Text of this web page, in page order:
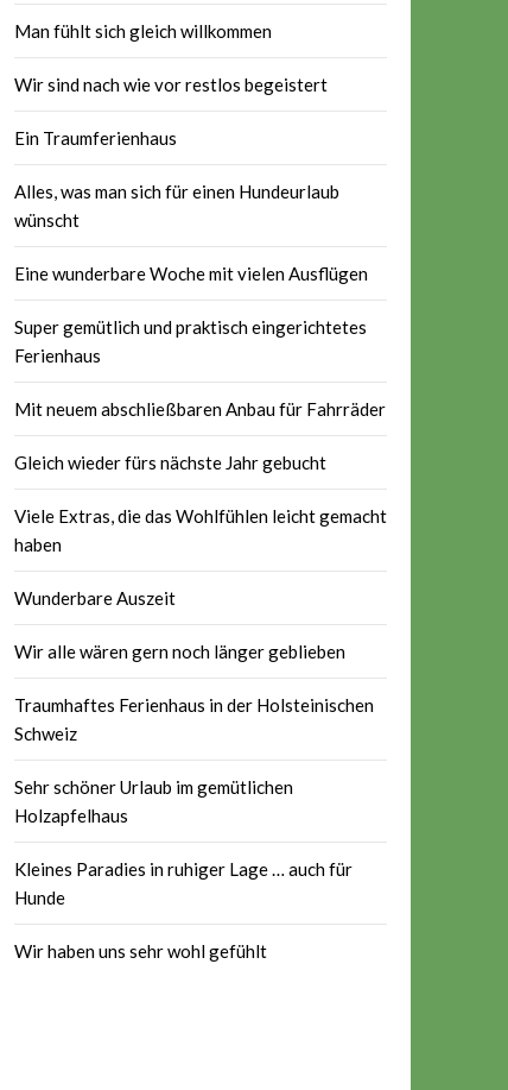
Man fühlt sich gleich willkommen
Wir sind nach wie vor restlos begeistert
Ein Traumferienhaus
Alles, was man sich für einen Hundeurlaub
wünscht
Eine wunderbare Woche mit vielen Ausflügen
Super gemütlich und praktisch eingerichtetes
Ferienhaus
Mit neuem abschließbaren Anbau für Fahrräder
Gleich wieder fürs nächste Jahr gebucht
Viele Extras, die das Wohlfühlen leicht gemacht
haben
Wunderbare Auszeit
Wir alle wären gern noch länger geblieben
Traumhaftes Ferienhaus in der Holsteinischen
Schweiz
Sehr schöner Urlaub im gemütlichen
Holzapfelhaus
Kleines Paradies in ruhiger Lage … auch für
Hunde
Wir haben uns sehr wohl gefühlt